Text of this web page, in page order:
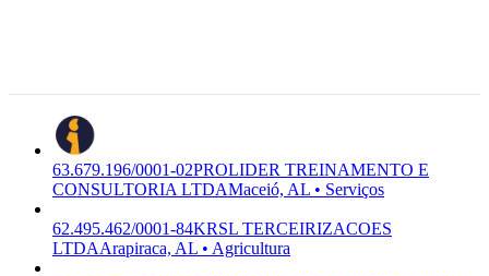
63.679.196/0001-02PROLIDER TREINAMENTO E
CONSULTORIA LTDAMaceió, AL • Serviços
62.495.462/0001-84KRSL TERCEIRIZACOES
LTDAArapiraca, AL • Agricultura